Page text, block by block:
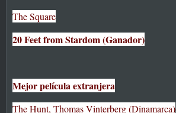
The Square
20 Feet from Stardom (Ganador)
Mejor película extranjera
The Hunt, Thomas Vinterberg (Dinamarca)